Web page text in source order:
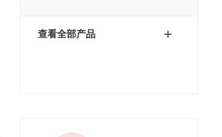
查看全部产品